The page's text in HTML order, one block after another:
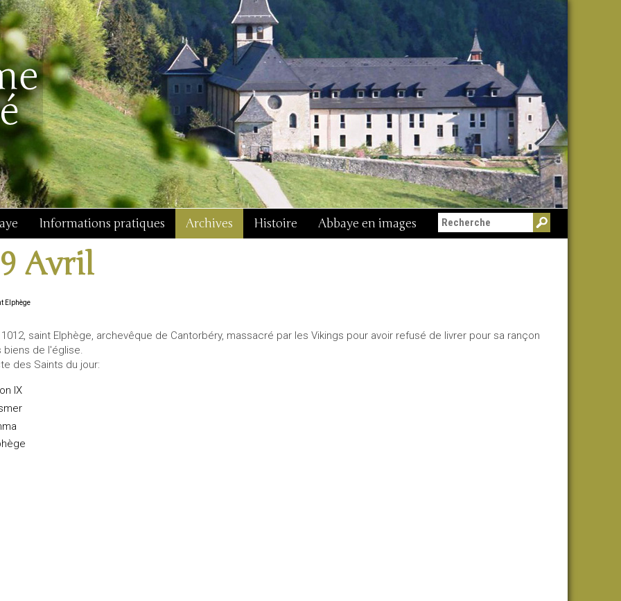
Informations pratiques Archives Histoire Abbaye en images
Avril
Elphège
1012, saint Elphège, archevêque de Cantorbéry, massacré par les Vikings pour avoir refusé de livrer pour sa rançon
biens de l'église.
des Saints du jour:
IX